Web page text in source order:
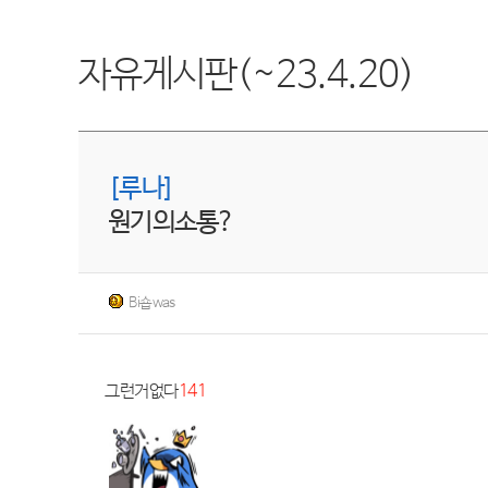
자유게시판(~23.4.20)
[루나]
원기의소통?
Bi숍was
그런거없다141